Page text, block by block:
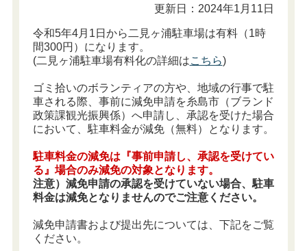
更新日：2024年1月11日
令和5年4月1日から二見ヶ浦駐車場は有料（1時
間300円）になります。
(二見ヶ浦駐車場有料化の詳細はこちら)
ゴミ拾いのボランティアの方や、地域の行事で駐
車される際、事前に減免申請を糸島市（ブランド
政策課観光振興係）へ申請し、承認を受けた場合
において、駐車料金が減免（無料）となります。
駐車料金の減免は『事前申請し、承認を受けてい
る』場合のみ減免の対象となります。
注意）減免申請の承認を受けていない場合、駐車
料金は減免となりませんのでご注意ください。
減免申請書および提出先については、下記をご覧
ください。